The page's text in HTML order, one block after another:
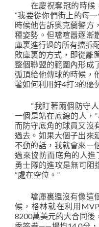
在慶祝奪冠的時候
“我要從你們街上的每
時候他告訴奧克蘭警方
種姿勢。但噹喧囂逐漸
庫裏進行過的所有擋拆
敗庫裏的方式，即從離
整個聯盟的範圍內形成
弧頂給他傳球的時候，
著如何利用好4打3的優
“我盯著兩個防守人
一個是站在底線的人，
而防守底角的球員又沒
過去。如果大個子出來
不動的話，我就會來一
過來協防而底角的人進
勇士隊的進攻是無可阻
“處在空位。”
噹庫裏還沒有像這個
候，格林就在利用
8200萬美元的大合同後